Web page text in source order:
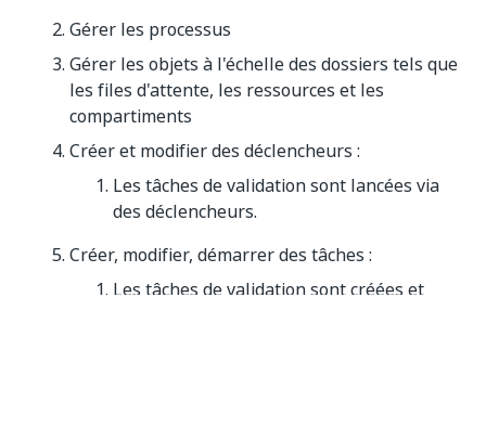
Gérer les processus
Gérer les objets à l'échelle des dossiers tels que
les files d'attente, les ressources et les
compartiments
Créer et modifier des déclencheurs :
Les tâches de validation sont lancées via
des déclencheurs.
Créer, modifier, démarrer des tâches :
Les tâches de validation sont créées et